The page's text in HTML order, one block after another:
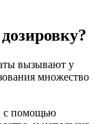
вызывают у
множество
с помощью